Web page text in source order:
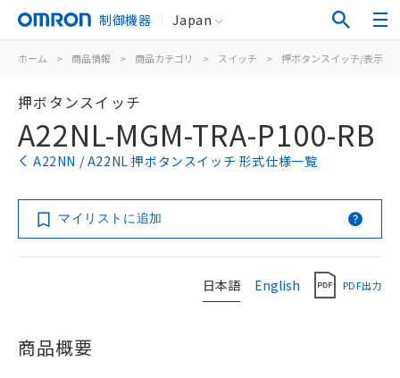
制御機器 Japan
ホーム > 商品情報 > 商品カテゴリ > スイッチ > 押ボタンスイッチ/表示灯
押ボタンスイッチ
A22NL-MGM-TRA-P100-RB
A22NN / A22NL 押ボタンスイッチ 形式仕様一覧
マイリストに追加
日本語 English PDF出力
商品概要